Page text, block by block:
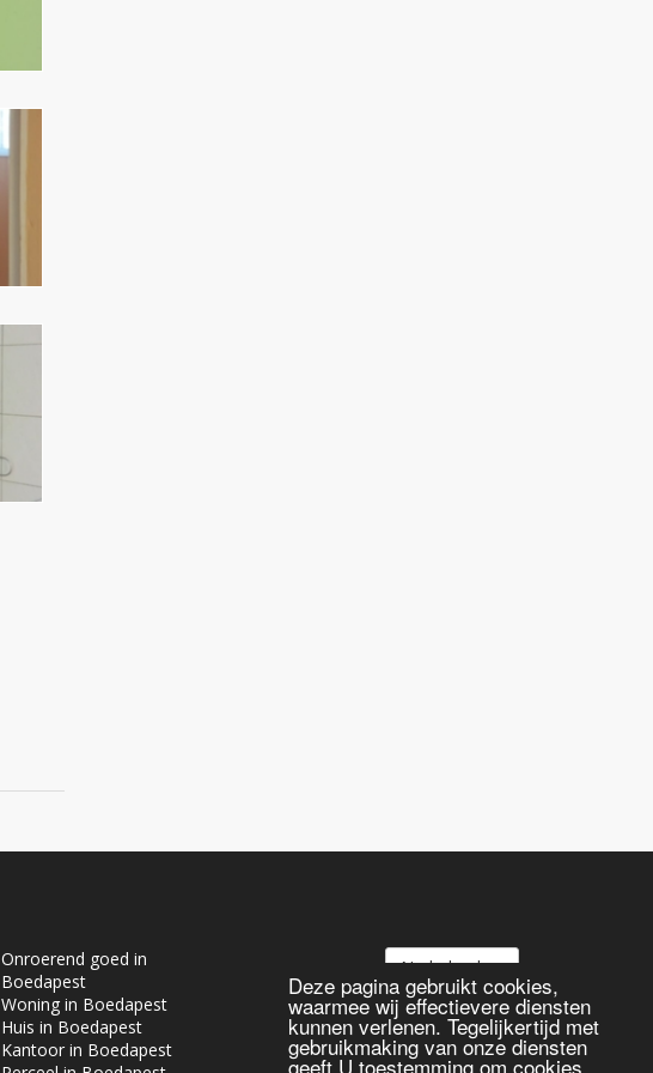
Deze pagina gebruikt cookies,
waarmee wij effectievere diensten
kunnen verlenen. Tegelijkertijd met
gebruikmaking van onze diensten
geeft U toestemming om cookies
Onroerend goed in
Boedapest
Woning in Boedapest
Huis in Boedapest
Kantoor in Boedapest
Nederlands